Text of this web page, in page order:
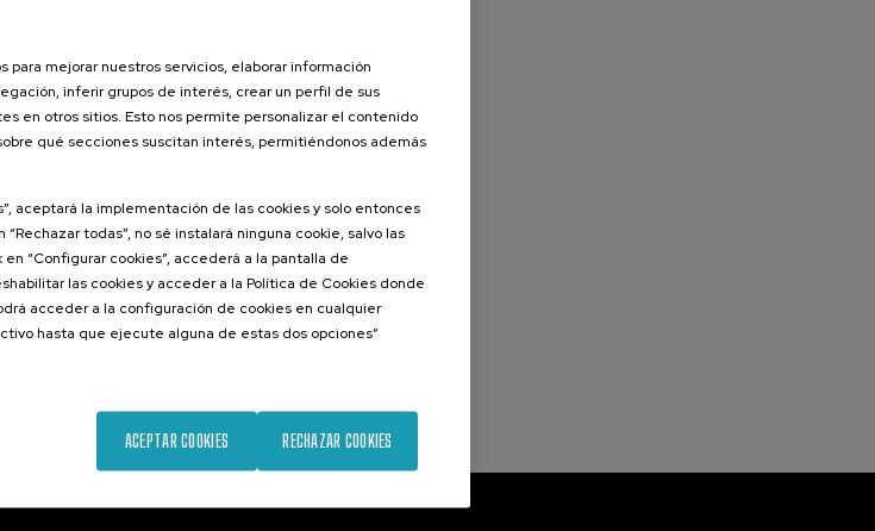
para mejorar nuestros servicios, elaborar información
inferir grupos de interés, crear un perfil de sus
en otros sitios. Esto nos permite personalizar el contenido
qué secciones suscitan interés, permitiéndonos además
aceptará la implementación de las cookies y solo entonces
todas”, no sé instalará ninguna cookie, salvo las
“Configurar cookies”, accederá a la pantalla de
las cookies y acceder a la Política de Cookies donde
acceder a la configuración de cookies en cualquier
hasta que ejecute alguna de estas dos opciones”
RECHAZAR COOKIES
ACEPTAR COOKIES